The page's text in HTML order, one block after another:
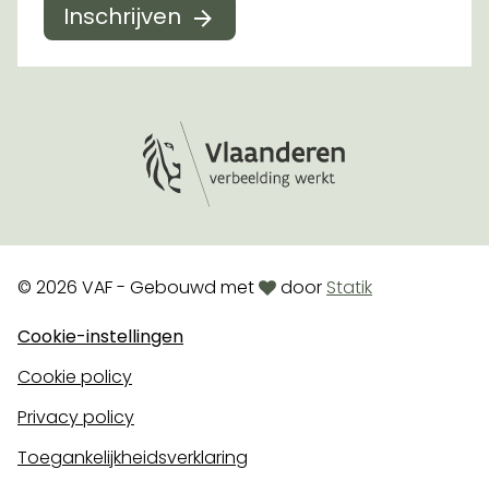
Inschrijven
© 2026 VAF - Gebouwd metlovedoor Statik
Cookie-instellingen
Cookie policy
Privacy policy
Toegankelijkheidsverklaring